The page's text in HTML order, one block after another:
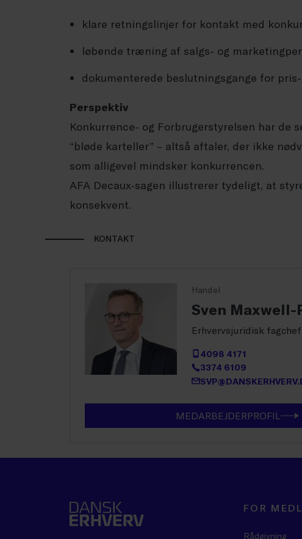
klare retningslinjer for kontakt med
løbende træning af salgs- og
dokumenterede beslutningsgange for
Perspektiv
Konkurrence- og Forbrugerstyrelsen har de
“bløde karteller” – altså aftaler, der ikke
som alligevel mindsker konkurrencen.
AFA Decaux-sagen illustrerer tydeligt, at
konsekvent.
KONTAKT
Handel
Sven Maxwell-
Erhvervsjuridisk fagchef
4098 4171
3374 6109
MEDARBEJDERPROFIL
FOR
Rådgivning